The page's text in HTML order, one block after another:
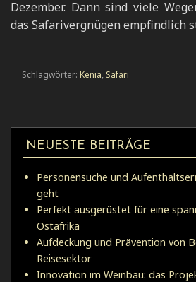
Dezember. Dann sind viele
das Safarivergnügen empfindlich
Schlagwörter: Kenia, Safari
NEUESTE BEITRÄGE
Personensuche und
geht
Perfekt ausgerüstet für eine
Ostafrika
Aufdeckung und Prävention von
Reisesektor
Innovation im Weinbau: das